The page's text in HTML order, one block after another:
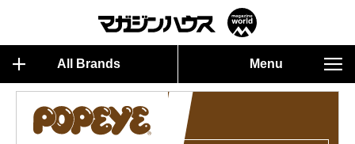
All Brands Menu